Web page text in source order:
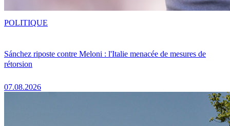
Sánchez riposte contre Meloni : l'Italie menacée de mesures de
rétorsion
07.08.2026
POLITIQUE